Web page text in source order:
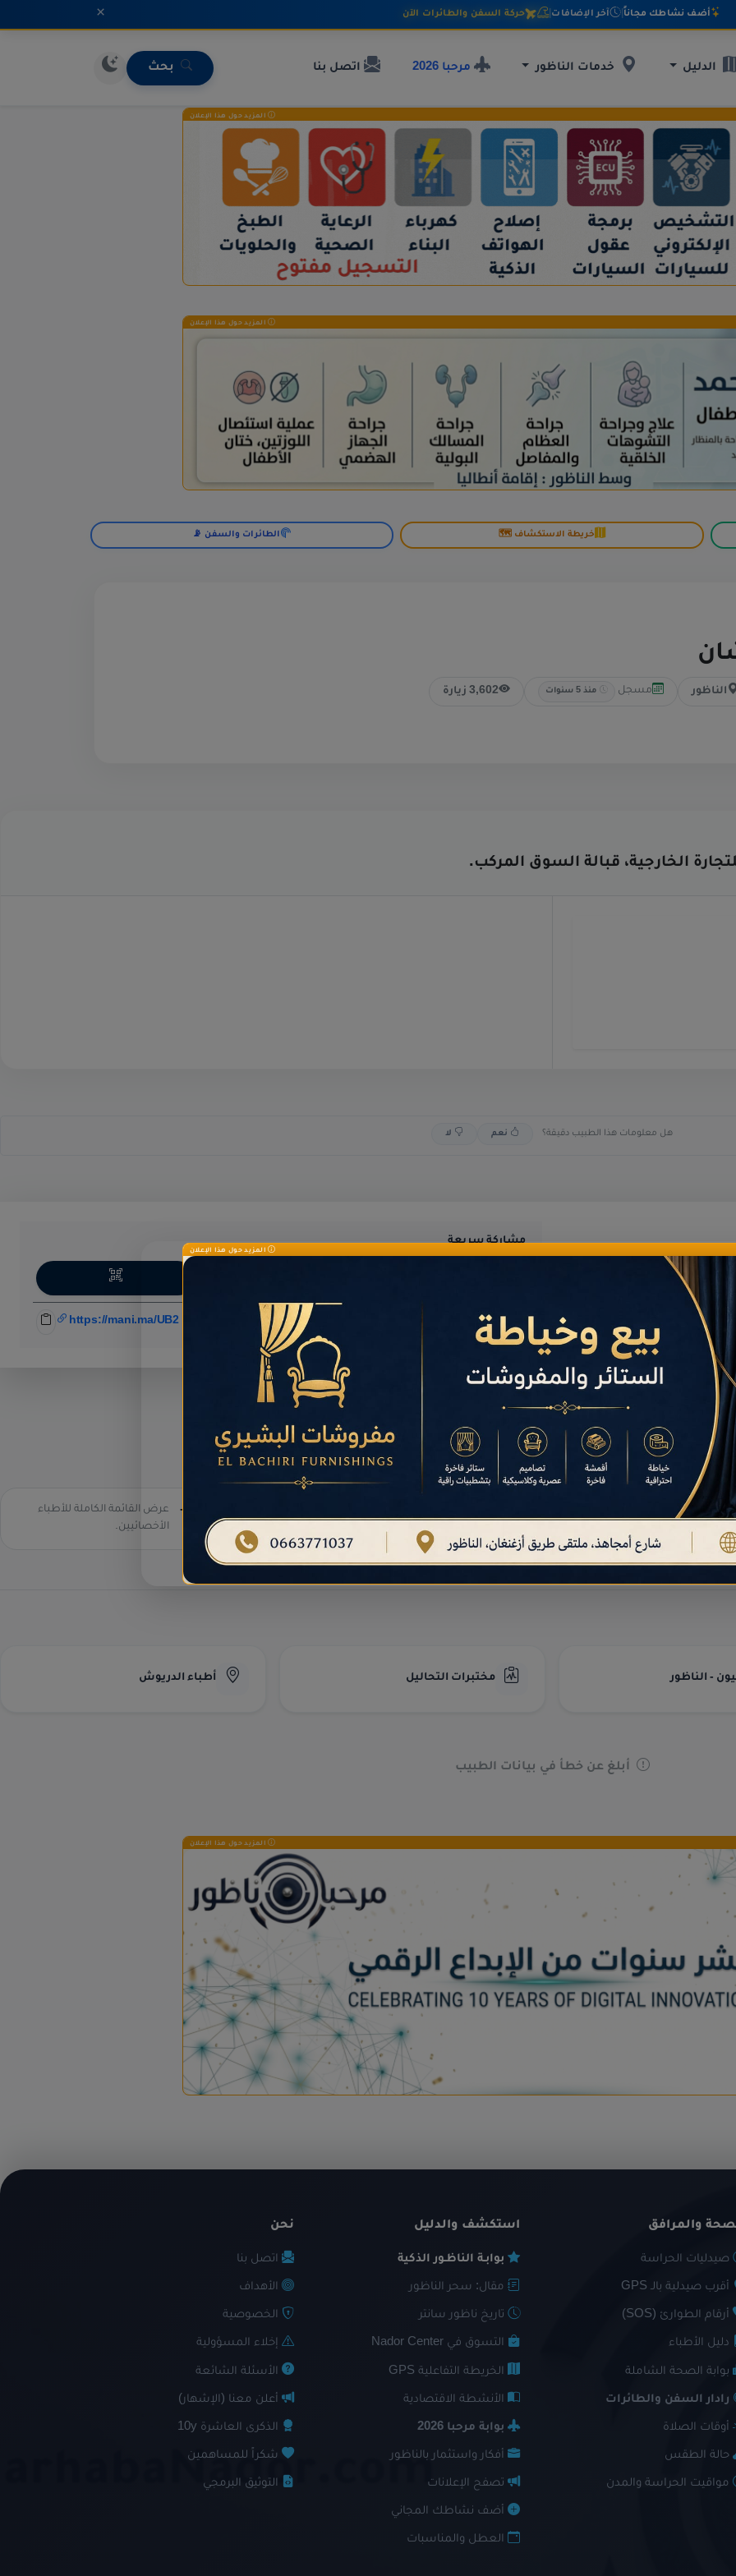
أضف نشاطك مجاناً | آخر الإضافات | حركة السفن والطائرات الآن ×
الدليل خدمات الناظور مرحبا 2026 اتصل بنا بحث
المزيد حول هذا الإعلان
المزيد حول هذا الإعلان
خريطة الاستكشاف 🗺️ الطائرات والسفن 📡
الناظور مسجل منذ 5 سنوات 3,602 زيارة
الخارجية، قبالة السوق المركب.
هل معلومات هذا الطبيب دقيقة؟ نعم لا
مشاركة سريعة
https://mani.ma/UB2
أطباء الطب العام في
كافة التخصصات الطبية -
عرض القائمة الكاملة للأطباء
الأخصائيين.
- الناظور مختبرات التحاليل أطباء الدريوش
أبلغ عن خطأ في بيانات الطبيب
المزيد حول هذا الإعلان
والمرافق
صيدليات الحراسة
أقرب صيدلية بالـ GPS
أرقام الطوارئ (SOS)
دليل الأطباء
بوابة الصحة الشاملة
رادار السفن والطائرات
أوقات الصلاة
حالة الطقس
مواقيت الحراسة والمدن
استكشف والدليل
بوابـة الناظـور الذكية
مقال: سحر الناظور
تاريخ ناظور سانتر
التسوق في Nador Center
الخريطة التفاعلية GPS
الأنشطة الاقتصادية
بوابة مرحبا 2026
أفكار واستثمار بالناظور
تصفح الإعلانات
أضف نشاطك المجاني
العطل والمناسبات
نحن
اتصل بنا
الأهداف
الخصوصية
إخلاء المسؤولية
الأسئلة الشائعة
أعلن معنا (الإشهار)
الذكرى العاشرة 10y
شكراً للمساهمين
التوثيق البرمجي
المزيد حول هذا الإعلان